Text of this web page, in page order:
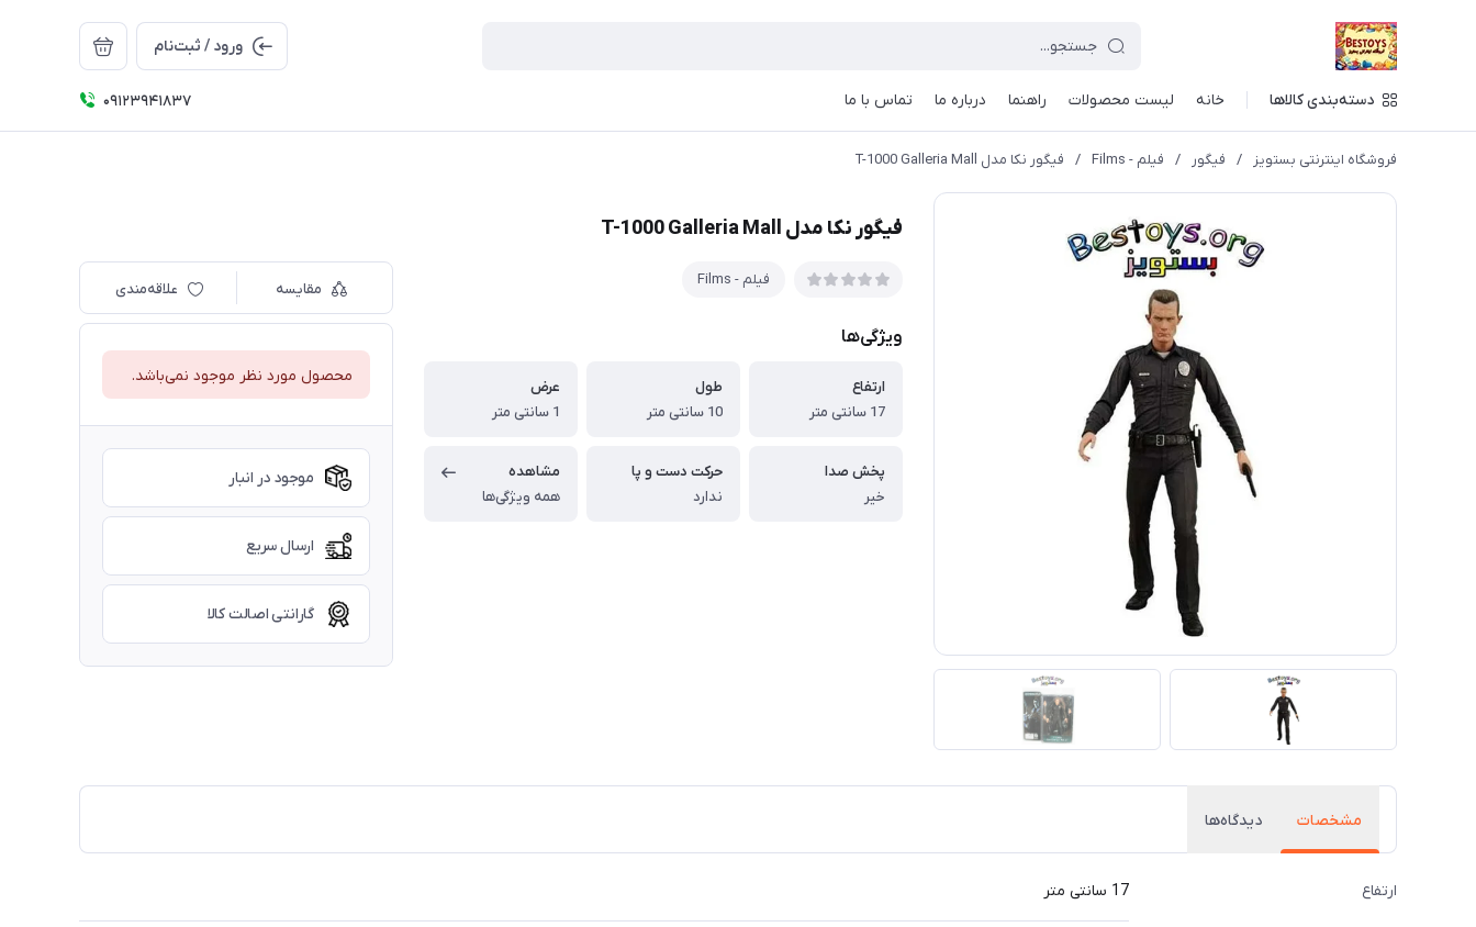
ورود / ثبت‌نام
دسته‌بندی کالاها خانه لیست محصولات راهنما درباره ما تماس با ما 09123941837
فروشگاه اینترنتی بستویز / فیگور / فیلم - Films / فیگور نکا مدل T-1000 Galleria Mall
فیگور نکا مدل T-1000 Galleria Mall
فیلم - Films
ویژگی‌ها
ارتفاع
17 سانتی متر
طول
10 سانتی متر
عرض
1 سانتی متر
پخش صدا
خیر
حرکت دست و پا
ندارد
مشاهده
همه ویژگی‌ها
مقایسه علاقه‌مندی
محصول مورد نظر موجود نمی‌باشد.
موجود در انبار
ارسال سریع
گارانتی اصالت کالا
مشخصات دیدگاه‌ها
ارتفاع 17 سانتی متر